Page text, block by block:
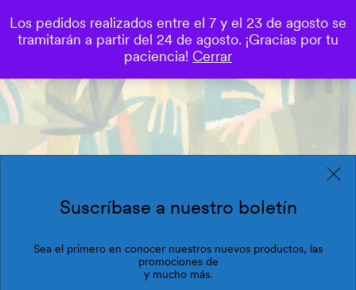
0
Suscríbase a nuestro boletín
Sea el primero en conocer nuestros nuevos productos, las
promociones de
y mucho más.
Los pedidos realizados entre el 7 y el 23 de agosto se
tramitarán a partir del 24 de agosto. ¡Gracias por tu
paciencia! Cerrar